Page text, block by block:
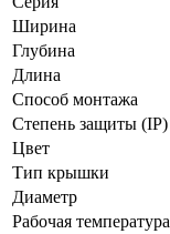
Ширина
Глубина
Длина
Способ монтажа
Степень защиты (IP)
Цвет
Тип крышки
Диаметр
Рабочая температура